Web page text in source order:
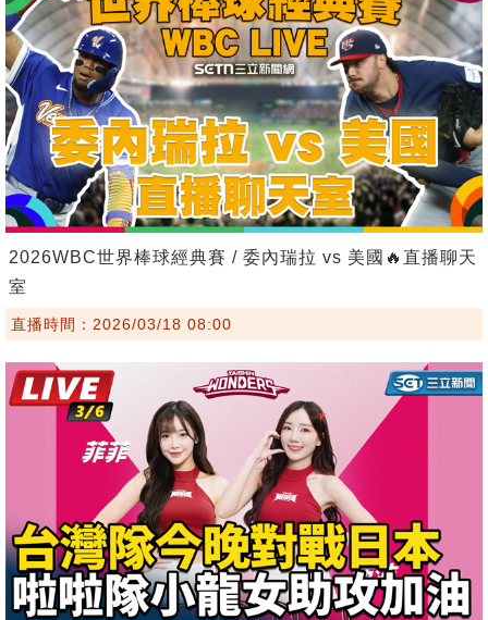
2026WBC世界棒球經典賽 / 委內瑞拉 vs 美國🔥直播聊天
室
直播時間：2026/03/18 08:00